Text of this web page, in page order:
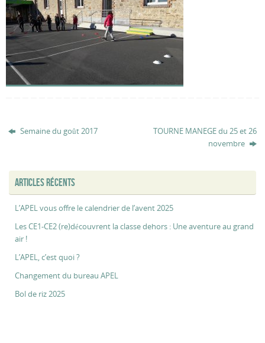
Semaine du goût 2017
TOURNE MANEGE du 25 et 26
novembre
ARTICLES RÉCENTS
L’APEL vous offre le calendrier de l’avent 2025
Les CE1-CE2 (re)découvrent la classe dehors : Une aventure au grand
air !
L’APEL, c’est quoi ?
Changement du bureau APEL
Bol de riz 2025